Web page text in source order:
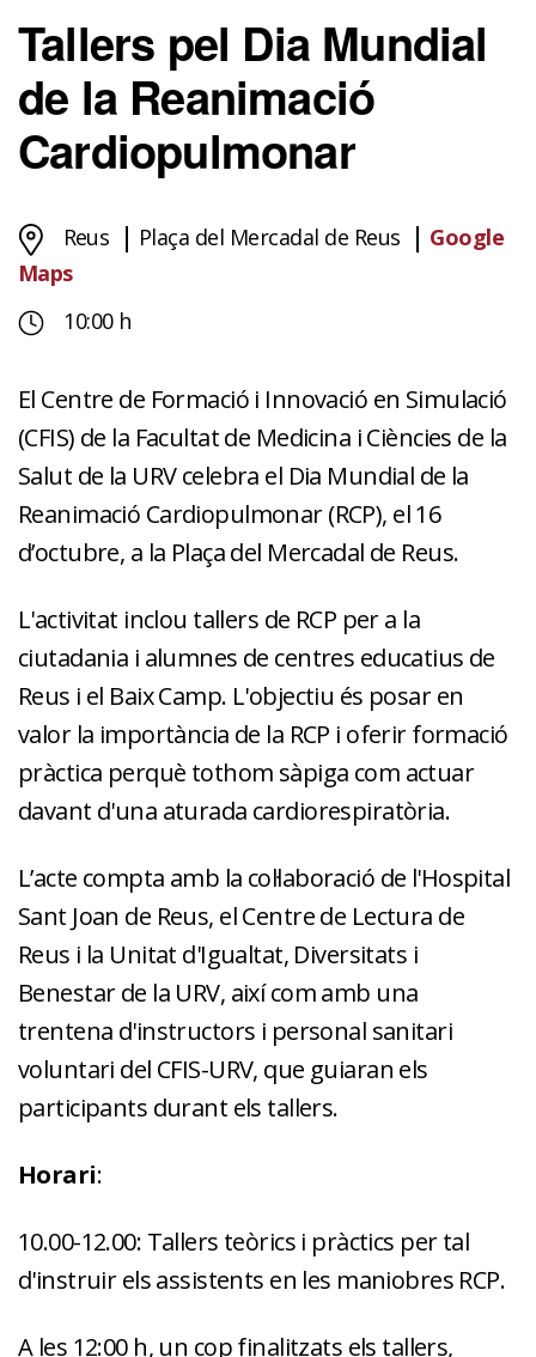
Tallers pel Dia Mundial
de la Reanimació
Cardiopulmonar
Reus Plaça del Mercadal de Reus
Google
Maps
10:00 h
El Centre de Formació i Innovació en Simulació
(CFIS) de la Facultat de Medicina i Ciències de la
Salut de la URV celebra el Dia Mundial de la
Reanimació Cardiopulmonar (RCP), el 16
d’octubre, a la Plaça del Mercadal de Reus.
L'activitat inclou tallers de RCP per a la
ciutadania i alumnes de centres educatius de
Reus i el Baix Camp. L'objectiu és posar en
valor la importància de la RCP i oferir formació
pràctica perquè tothom sàpiga com actuar
davant d'una aturada cardiorespiratòria.
L’acte compta amb la col·laboració de l'Hospital
Sant Joan de Reus, el Centre de Lectura de
Reus i la Unitat d'Igualtat, Diversitats i
Benestar de la URV, així com amb una
trentena d'instructors i personal sanitari
voluntari del CFIS-URV, que guiaran els
participants durant els tallers.
Horari:
10.00-12.00: Tallers teòrics i pràctics per tal
d'instruir els assistents en les maniobres RCP.
A les 12:00 h, un cop finalitzats els tallers,